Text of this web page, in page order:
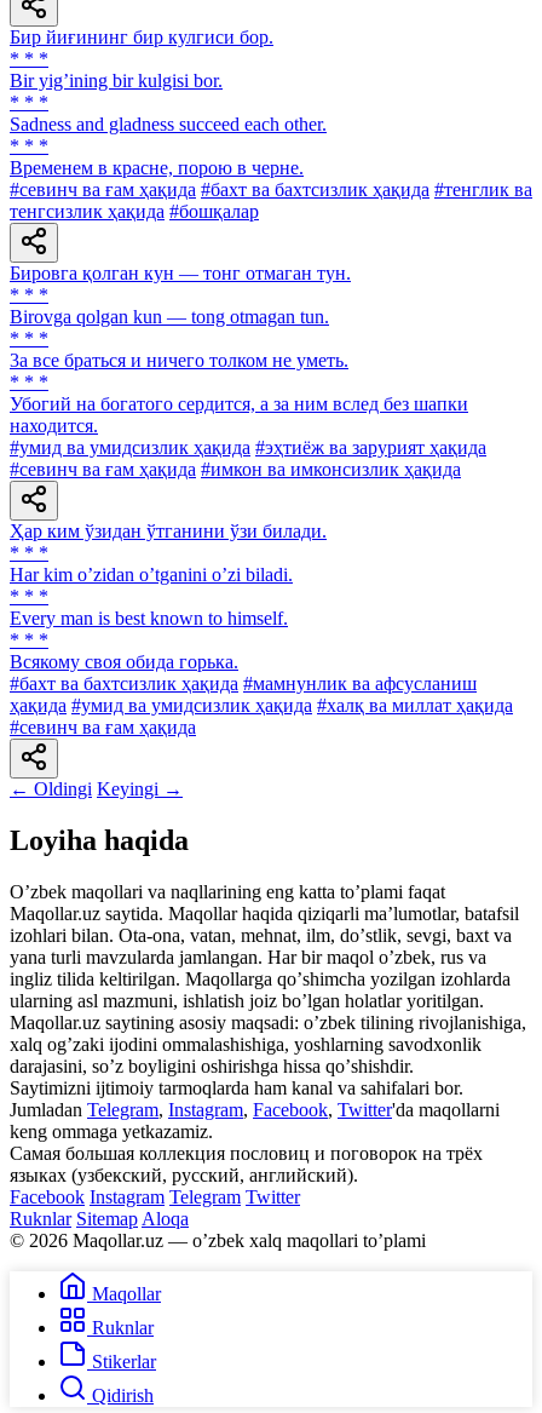
Бир йиғининг бир кулгиси бор.
* * *
Bir yigʼining bir kulgisi bor.
* * *
Sadness and gladness succeed each other.
* * *
Временем в красне, порою в черне.
#севинч ва ғам ҳақида #бахт ва бахтсизлик ҳақида #тенглик ва
тенгсизлик ҳақида #бошқалар
Бировга қолган кун — тонг отмаган тун.
* * *
Birovga qolgan kun — tong otmagan tun.
* * *
3a все браться и ничего толком не уметь.
* * *
Убогий на богатого сердится, а за ним вслед без шапки
находится.
#умид ва умидсизлик ҳақида #эҳтиёж ва зарурият ҳақида
#севинч ва ғам ҳақида #имкон ва имконсизлик ҳақида
Ҳар ким ўзидан ўтганини ўзи билади.
* * *
Har kim oʼzidan oʼtganini oʼzi biladi.
* * *
Every man is best known to himself.
* * *
Всякому своя обида горька.
#бахт ва бахтсизлик ҳақида #мамнунлик ва афсусланиш
ҳақида #умид ва умидсизлик ҳақида #халқ ва миллат ҳақида
#севинч ва ғам ҳақида
← Oldingi Keyingi →
Loyiha haqida
Oʼzbek maqollari va naqllarining eng katta toʼplami faqat
Maqollar.uz saytida. Maqollar haqida qiziqarli maʼlumotlar, batafsil
izohlari bilan. Ota-ona, vatan, mehnat, ilm, doʼstlik, sevgi, baxt va
yana turli mavzularda jamlangan. Har bir maqol oʼzbek, rus va
ingliz tilida keltirilgan. Maqollarga qoʼshimcha yozilgan izohlarda
ularning asl mazmuni, ishlatish joiz boʼlgan holatlar yoritilgan.
Maqollar.uz saytining asosiy maqsadi: oʼzbek tilining rivojlanishiga,
xalq ogʼzaki ijodini ommalashishiga, yoshlarning savodxonlik
darajasini, soʼz boyligini oshirishga hissa qoʼshishdir.
Saytimizni ijtimoiy tarmoqlarda ham kanal va sahifalari bor.
Jumladan Telegram, Instagram, Facebook, Twitter'da maqollarni
keng ommaga yetkazamiz.
Самая большая коллекция пословиц и поговорок на трёх
языках (узбекский, русский, английский).
Facebook Instagram Telegram Twitter
Ruknlar Sitemap Aloqa
© 2026 Maqollar.uz — oʼzbek xalq maqollari toʼplami
Maqollar
Ruknlar
Stikerlar
Qidirish